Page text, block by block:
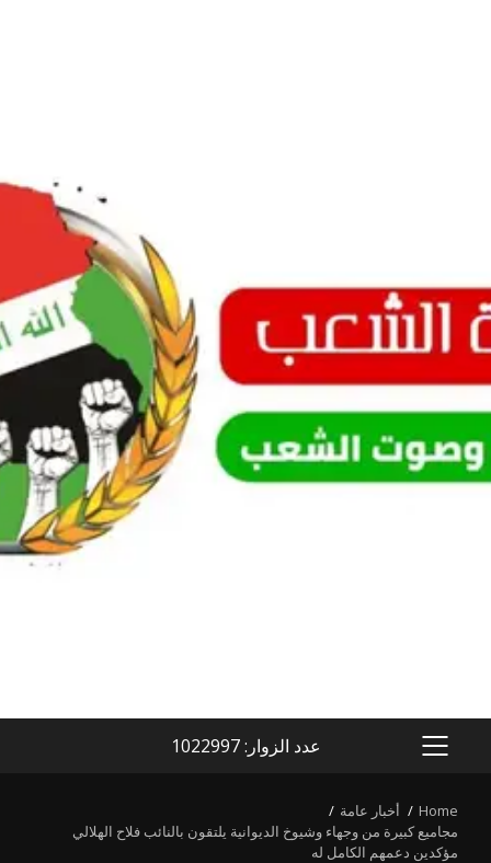
PRIMARY
عدد الزوار: 1022997
Home
أخبار عامة
مجاميع كبيرة من وجهاء وشيوخ الديوانية يلتقون بالنائب فلاح الهلالي
مؤكدين دعمهم الكامل له